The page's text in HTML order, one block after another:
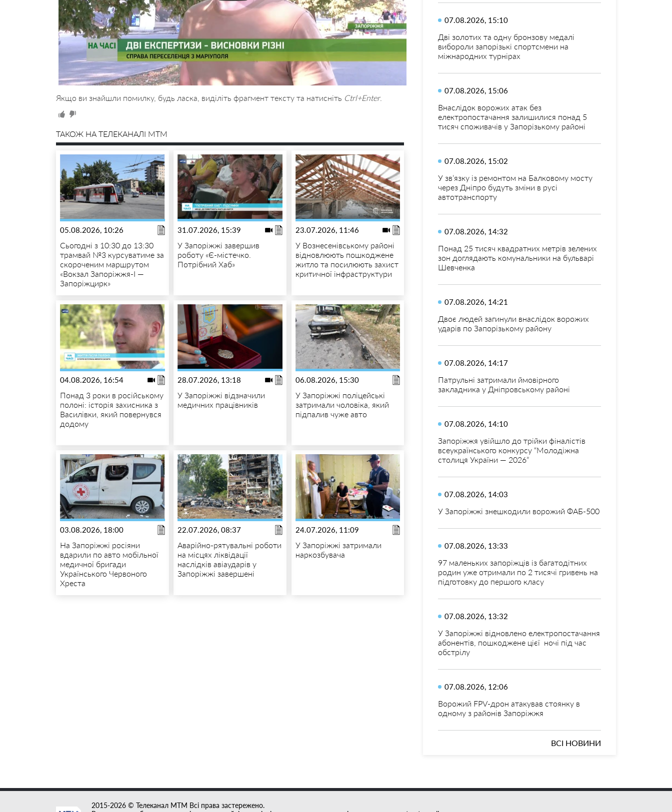
Якщо ви знайшли помилку, будь ласка, виділіть фрагмент тексту та натисніть Ctrl+Enter.
ТАКОЖ НА ТЕЛЕКАНАЛІ MTM
05.08.2026, 10:26
Сьогодні з 10:30 до 13:30
трамвай №3 курсуватиме за
скороченим маршрутом
«Вокзал Запоріжжя-I —
Запоріжцирк»
31.07.2026, 15:39
У Запоріжжі завершив
роботу «Є-містечко.
Потрібний Хаб»
23.07.2026, 11:46
У Вознесенівському районі
відновлюють пошкоджене
житло та посилюють захист
критичної інфраструктури
04.08.2026, 16:54
Понад 3 роки в російському
полоні: історія захисника з
Василівки, який повернувся
додому
28.07.2026, 13:18
У Запоріжжі відзначили
медичних працівників
06.08.2026, 15:30
У Запоріжжі поліцейські
затримали чоловіка, який
підпалив чуже авто
03.08.2026, 18:00
На Запоріжжі росіяни
вдарили по авто мобільної
медичної бригади
Українського Червоного
Хреста
22.07.2026, 08:37
Аварійно-рятувальні роботи
на місцях ліквідації
наслідків авіаударів у
Запоріжжі завершені
24.07.2026, 11:09
У Запоріжжі затримали
наркозбувача
07.08.2026, 15:10
Дві золотих та одну бронзову медалі
вибороли запорізькі спортсмени на
міжнародних турнірах
07.08.2026, 15:06
Внаслідок ворожих атак без
електропостачання залишилися понад 5
тисяч споживачів у Запорізькому районі
07.08.2026, 15:02
У зв’язку із ремонтом на Балковому мосту
через Дніпро будуть зміни в русі
автотранспорту
07.08.2026, 14:32
Понад 25 тисяч квадратних метрів зелених
зон доглядають комунальники на бульварі
Шевченка
07.08.2026, 14:21
Двоє людей загинули внаслідок ворожих
ударів по Запорізькому району
07.08.2026, 14:17
Патрульні затримали ймовірного
закладника у Дніпровському районі
07.08.2026, 14:10
Запоріжжя увійшло до трійки фіналістів
всеукраїнського конкурсу “Молодіжна
столиця України — 2026”
07.08.2026, 14:03
У Запоріжжі знешкодили ворожий ФАБ-500
07.08.2026, 13:33
97 маленьких запоріжців із багатодітних
родин уже отримали по 2 тисячі гривень на
підготовку до першого класу
07.08.2026, 13:32
У Запоріжжі відновлено електропостачання
абонентів, пошкоджене цієї ночі під час
обстрілу
07.08.2026, 12:06
Ворожий FPV-дрон атакував стоянку в
одному з районів Запоріжжя
ВСІ НОВИНИ
2015-2026 © Телеканал MTM Всі права застережено.